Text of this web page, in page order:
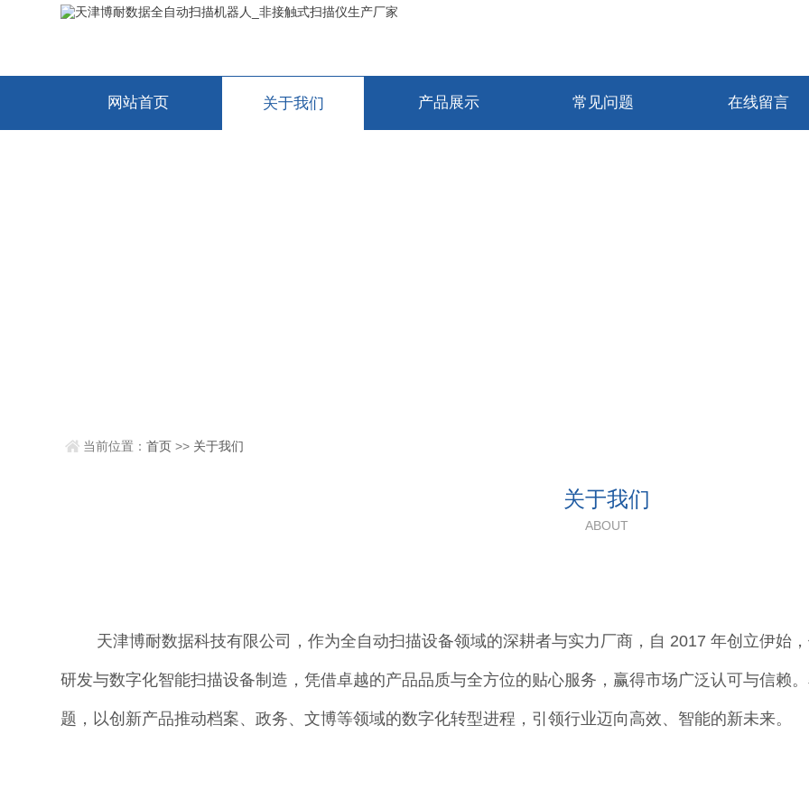
网站首页 关于我们 产品展示 常见问题 在线留言
当前位置：首页 >> 关于我们
关于我们
ABOUT
天津博耐数据科技有限公司，作为全自动扫描设备领域的深耕者与实力厂商，自 2017 年创立伊始
研发与数字化智能扫描设备制造，凭借卓越的产品品质与全方位的贴心服务，赢得市场广泛认可与信赖
题，以创新产品推动档案、政务、文博等领域的数字化转型进程，引领行业迈向高效、智能的新未来。